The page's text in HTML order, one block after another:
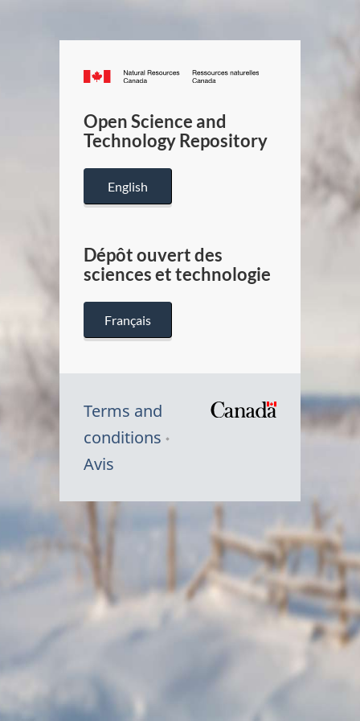
Canada.ca
/
Canada
Open Science and
Technology Repository
English
Dépôt ouvert des
sciences et technologie
Français
Terms and
conditions
Avis
Symbole
Canada